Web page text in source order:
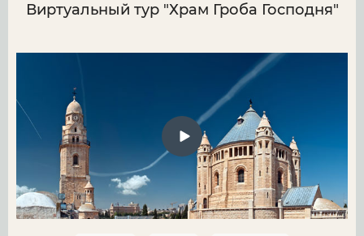
Виртуальный тур "Храм Гроба Господня"